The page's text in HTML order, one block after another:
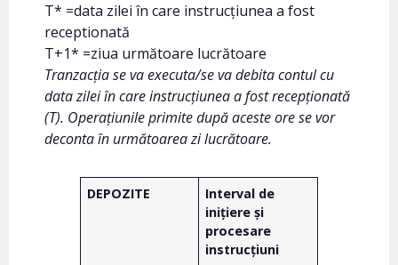
T* =data zilei în care instrucțiunea a fost
receptionată
T+1* =ziua următoare lucrătoare
Tranzacția se va executa/se va debita contul cu
data zilei în care instrucțiunea a fost recepționată
(T). Operațiunile primite după aceste ore se vor
deconta în următoarea zi lucrătoare.
DEPOZITE
Interval de
inițiere și
procesare
instrucțiuni